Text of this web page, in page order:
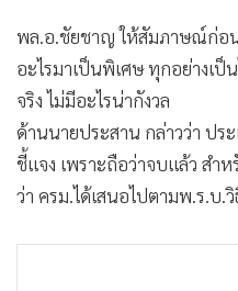
อาชญากรรม
Motoring
เกม
• วิทยาศาสตร์
• SMEs
• หุ้น
พล.อ.ชัยชาญ ให้สัมภาษณ์ก่อน
อะไรมาเป็นพิเศษ ทุกอย่างเป็
จริง ไม่มีอะไรน่ากังวล
ด้านนายประสาน กล่าวว่า ประ
ชี้แจง เพราะถือว่าจบแล้ว สำ
ว่า ครม.ได้เสนอไปตามพ.ร.บ.